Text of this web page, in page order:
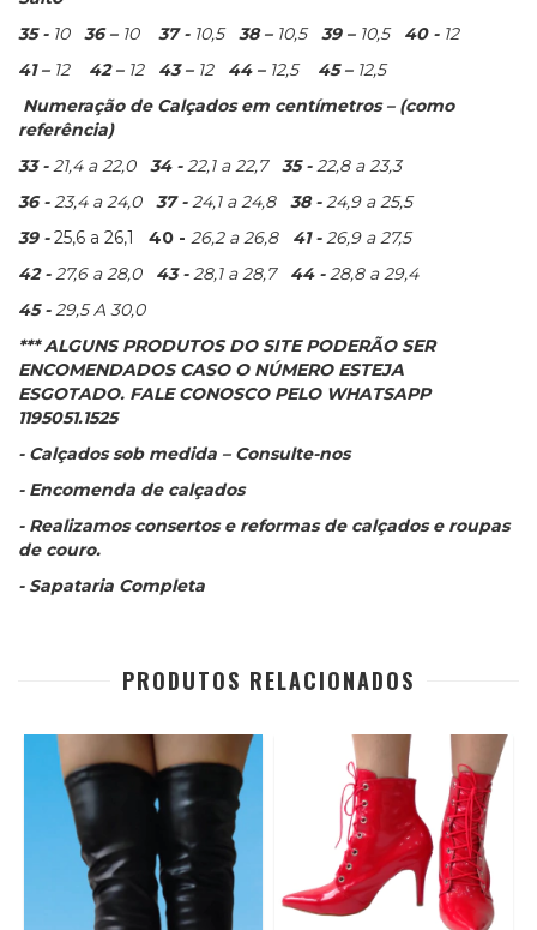
35 - 10 36 – 10 37 - 10,5 38 – 10,5 39 – 10,5 40 - 12
41 – 12 42 – 12 43 – 12 44 – 12,5 45 – 12,5
Numeração de Calçados em centímetros – (como
referência)
33 -21,4 a 22,0 34 -22,1 a 22,7 35 -22,8 a 23,3
36 -23,4 a 24,037 -24,1 a 24,8 38 -24,9 a 25,5
39 -25,6 a 26,1 40 - 26,2 a 26,8 41 -26,9 a 27,5
42 -27,6 a 28,0 43 -28,1 a 28,7 44 -28,8 a 29,4
45 -29,5 A 30,0
*** ALGUNS PRODUTOS DO SITE PODERÃO SER
ENCOMENDADOS CASO O NÚMERO ESTEJA
ESGOTADO. FALE CONOSCO PELO WHATSAPP
1195051.1525
- Calçados sob medida – Consulte-nos
- Encomenda de calçados
- Realizamos consertos e reformas de calçados e roupas
de couro.
- Sapataria Completa
PRODUTOS RELACIONADOS